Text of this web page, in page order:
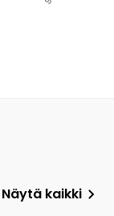
Näytä kaikki